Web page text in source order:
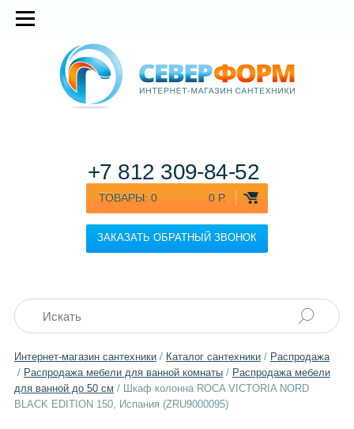
ТОВАРЫ: 0 0 Р.
ЗАКАЗАТЬ ОБРАТНЫЙ ЗВОНОК
+7 812 309-84-52
Интернет-магазин сантехники/ Каталог сантехники/ Распродажа
/ Распродажа мебели для ванной комнаты/ Распродажа мебели
для ванной до 50 см / Шкаф колонна ROCA VICTORIA NORD
BLACK EDITION 150, Испания (ZRU9000095)